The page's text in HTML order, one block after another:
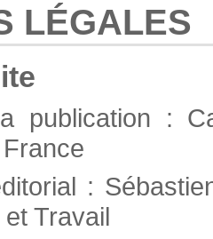
LÉGALES
publication :
:
Travail